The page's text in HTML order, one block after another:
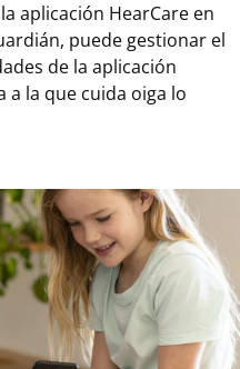
aplicación HearCare en
puede gestionar el
de la aplicación
a la que cuida oiga lo